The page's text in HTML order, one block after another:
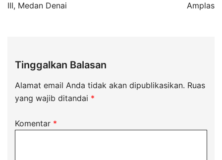
III, Medan Denai
Amplas
Tinggalkan Balasan
Alamat email Anda tidak akan dipublikasikan. Ruas
yang wajib ditandai *
Komentar *